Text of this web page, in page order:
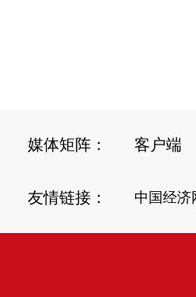
媒体矩阵： 客户端
友情链接： 中国经济